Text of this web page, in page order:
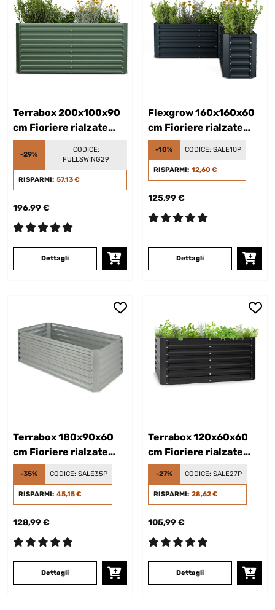
Terrabox 200x100x90
cm Fioriere rialzate
Verde
-29%
CODICE:
FULLSWING29
RISPARMI: 57,13 €
196,99 €
Dettagli
Flexgrow 160x160x60
cm Fioriere rialzate
Antracite
-10% CODICE: SALE10P
RISPARMI: 12,60 €
125,99 €
Dettagli
Terrabox 180x90x60
cm Fioriere rialzate
Argento
-35% CODICE: SALE35P
RISPARMI: 45,15 €
128,99 €
Dettagli
Terrabox 120x60x60
cm Fioriere rialzate
Antracite
-27% CODICE: SALE27P
RISPARMI: 28,62 €
105,99 €
Dettagli